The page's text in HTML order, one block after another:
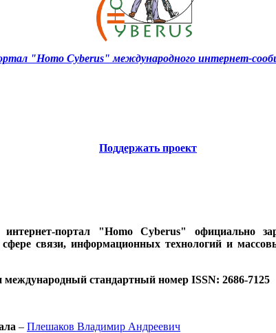
"Homo Cyberus" международного интернет-
Поддержать проект
интернет-портал "Homo Cyberus" официально
связи, информационных технологий и
международный стандартный номер ISSN: 2686-7125
– Плешаков Владимир Андреевич